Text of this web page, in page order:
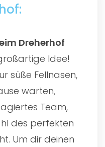
Dreherhof
Idee!
süße Fellnasen,
warten,
Team,
des perfekten
Um dir deinen